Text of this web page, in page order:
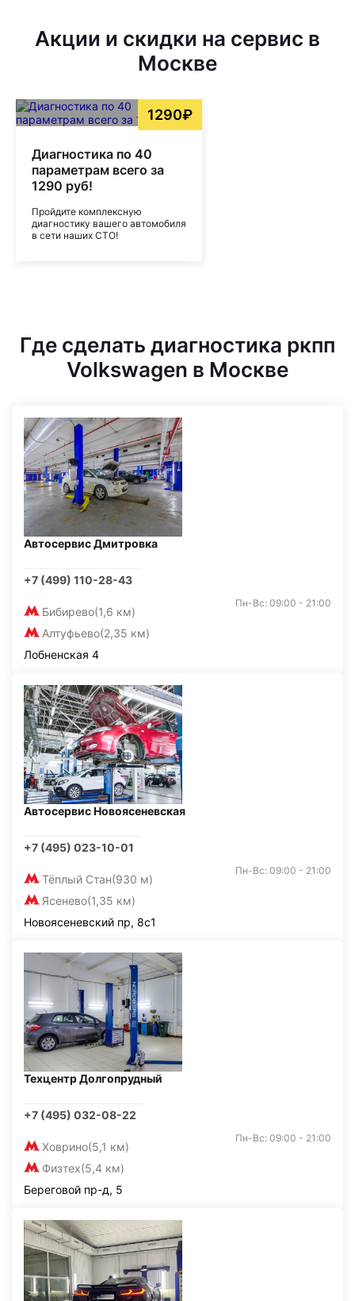
Акции и скидки на сервис в
Москве
1290₽
Диагностика по 40
параметрам всего за
1290 руб!
Пройдите комплексную
диагностику вашего автомобиля
в сети наших СТО!
Где сделать диагностика ркпп
Volkswagen в Москве
Автосервис Дмитровка
+7 (499) 110-28-43
Бибирево(1,6 км)
Алтуфьево(2,35 км)
Пн-Вс: 09:00 - 21:00
Лобненская 4
Автосервис Новоясеневская
+7 (495) 023-10-01
Тёплый Стан(930 м)
Ясенево(1,35 км)
Пн-Вс: 09:00 - 21:00
Новоясеневский пр, 8с1
Техцентр Долгопрудный
+7 (495) 032-08-22
Ховрино(5,1 км)
Физтех(5,4 км)
Пн-Вс: 09:00 - 21:00
Береговой пр-д, 5